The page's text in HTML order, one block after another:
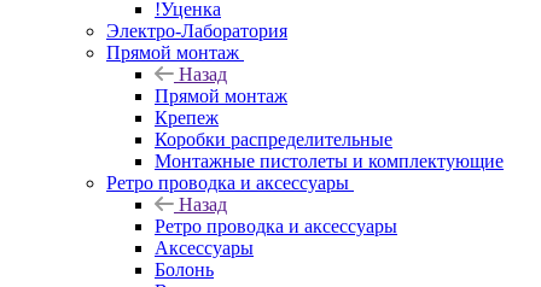
!Уценка
Электро-Лаборатория
Прямой монтаж
Назад
Прямой монтаж
Крепеж
Коробки распределительные
Монтажные пистолеты и комплектующие
Ретро проводка и аксессуары
Назад
Ретро проводка и аксессуары
Аксессуары
Болонь